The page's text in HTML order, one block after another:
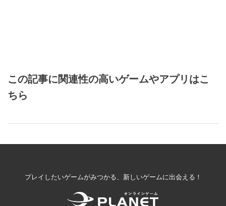
この記事に関連性の高いゲームやアプリはこ
ちら
プレイしたいゲームがみつかる、新しいゲームに出会える！